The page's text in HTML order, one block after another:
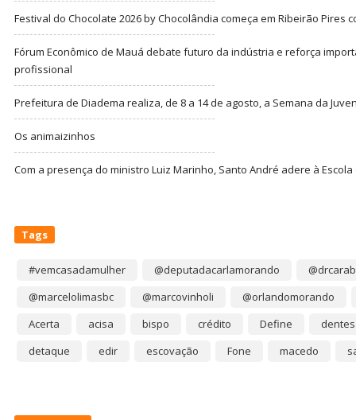
Festival do Chocolate 2026 by Chocolândia começa em Ribeirão Pires
Fórum Econômico de Mauá debate futuro da indústria e reforça
profissional
Prefeitura de Diadema realiza, de 8 a 14 de agosto, a Semana da
Os animaizinhos
Com a presença do ministro Luiz Marinho, Santo André adere à
Tags
#vemcasadamulher @deputadacarlamorando
@marcelolimasbc
@marcovinholi
@orlandomorando
Acerta
acisa bispo crédito Define
dentes
detaque
edir escovação Fone macedo